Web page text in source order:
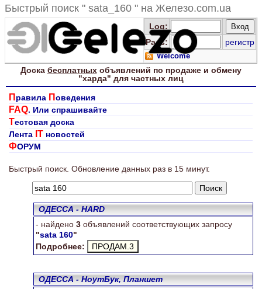
Быстрый поиск " sata_160 " на Железо.com.ua
Log:
Pass:
регистр
Welcome
Доска бесплатныхобъявлений по продаже и обмену
"харда" для частных лиц
П равила Поведения
FAQ. Или спрашивайте
Тестовая доска
Лента IT новостей
ФОРУМ
Ищем "sata 160"
Быстрый поиск. Обновление данных раз в 15 минут.
ОДЕССА - HARD
- найдено 3 объявлений соответствующих запросу
"sata 160"
Подробнее:
ОДЕССА - НоутБук, Планшет